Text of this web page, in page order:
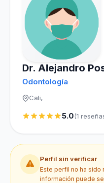
Dr. Alejandro
Odontología
Cali,
5.0(1
Perfil sin verificar
Este perfil no ha sido
información puede